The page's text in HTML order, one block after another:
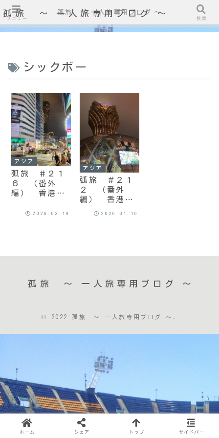
孤旅 〜 一人旅専用ブログ ～
シックボー
アジア
弧旅 ＃２１
６ （番外
編） 香港、
2026.03.19
アジア
弧旅 ＃２１
２ （番外
編） 香港、
マカオ2026.01.16
孤旅 〜 一人旅専用ブログ ～
© 2022 孤旅 〜 一人旅専用ブログ ～.
メニュー
孤旅 〜 一人旅専用ブログ ～
検索
ホーム シェア トップ サイドバー